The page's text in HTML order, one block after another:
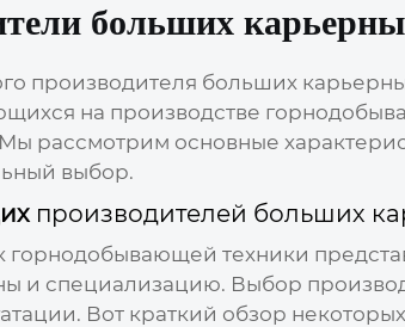
больших
производителя больших
на производстве
рассмотрим основные
выбор.
производителей больших
техники
и специализацию. Выбор
Вот краткий обзор